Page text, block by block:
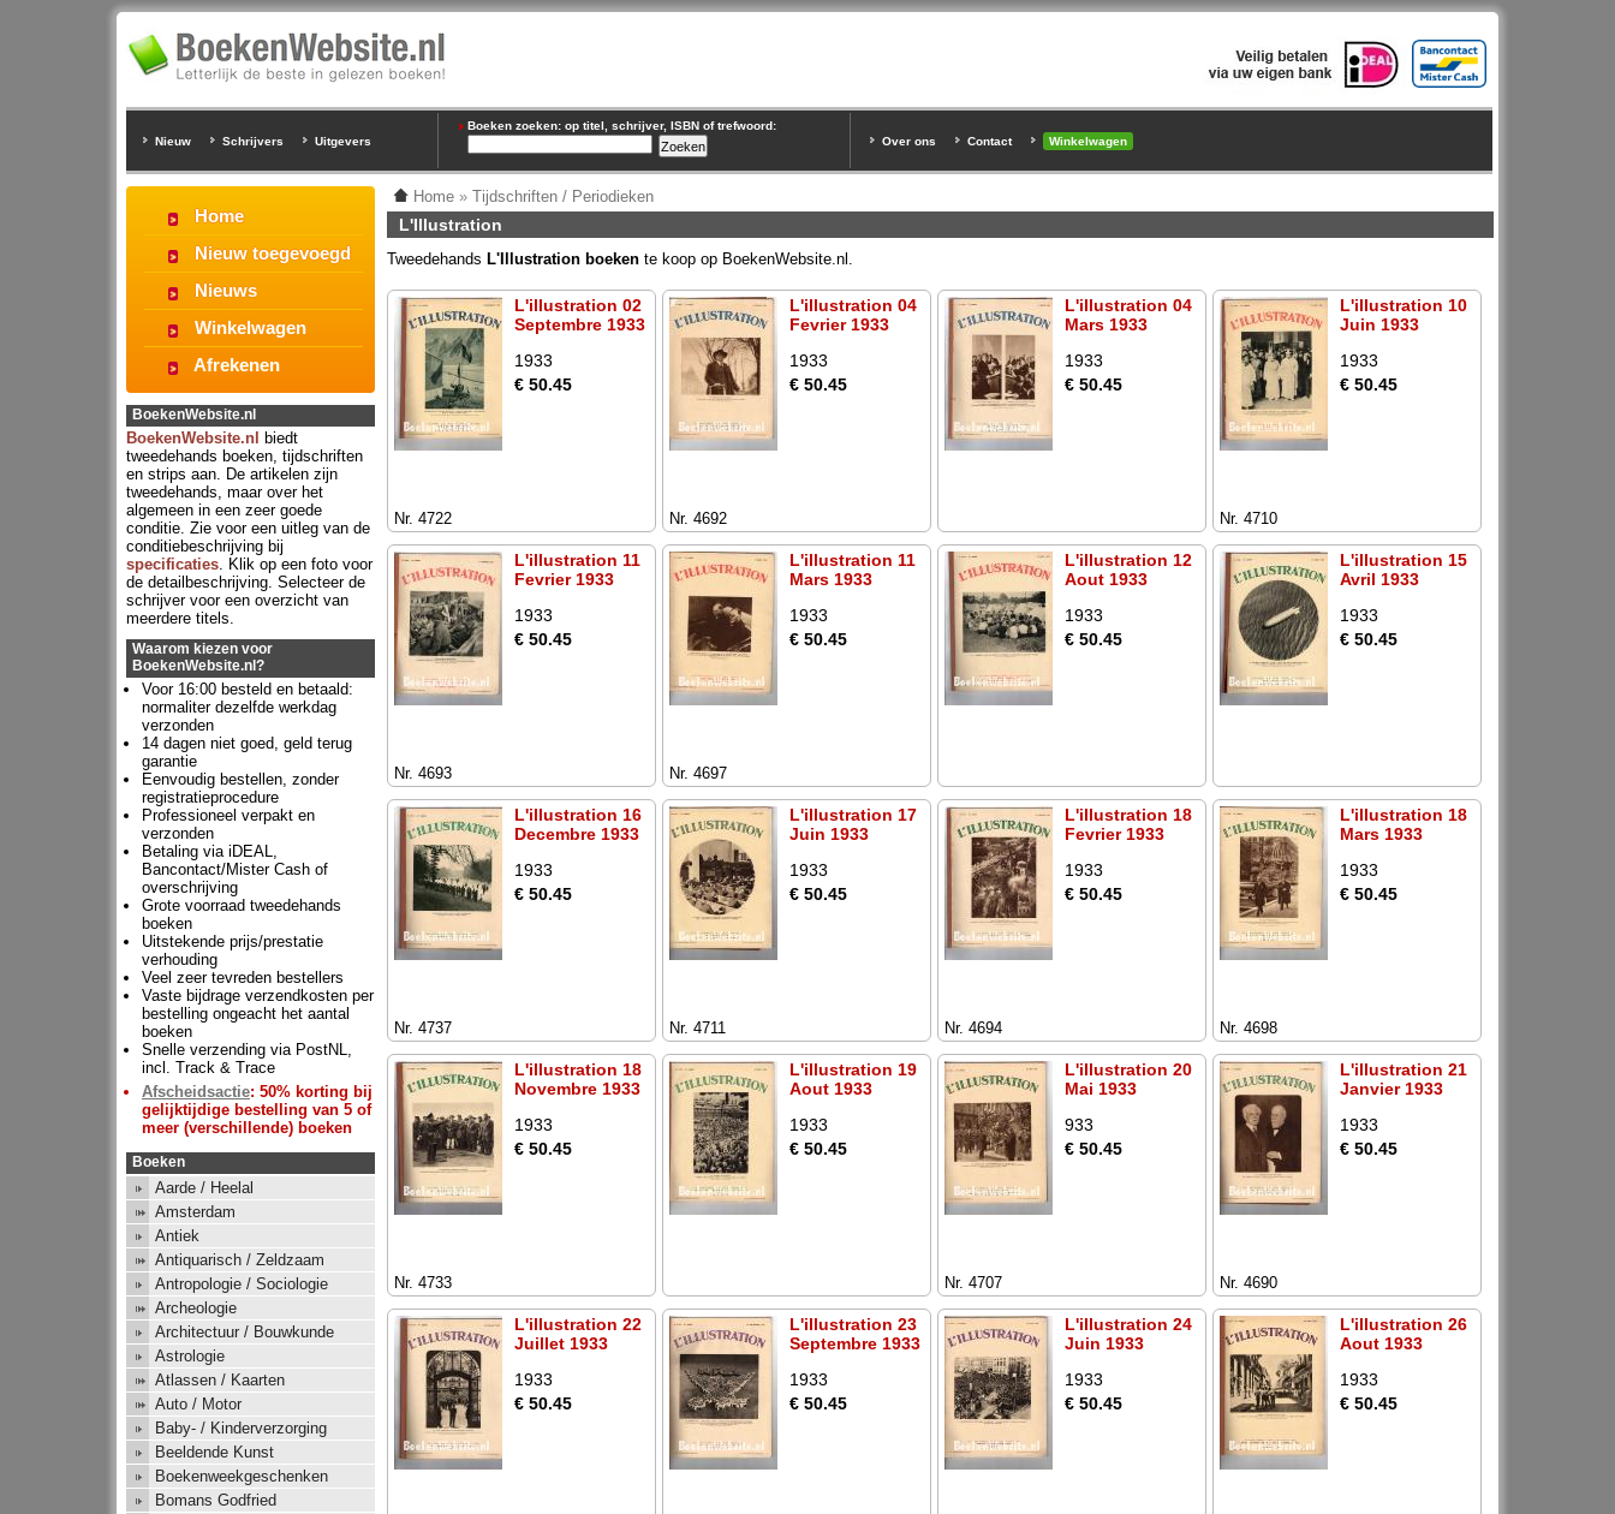
Nieuw Schrijvers Uitgevers
Boeken zoeken: op titel, schrijver, ISBN of trefwoord:
Over ons
Contact Winkelwagen
Home » Tijdschriften / Periodieken
L'Illustration
Tweedehands L'Illustration boeken te koop op BoekenWebsite.nl.
L'illustration 02
Septembre 1933
1933
€ 50.45
Nr. 4722
L'illustration 04
Fevrier 1933
1933
€ 50.45
Nr. 4692
L'illustration 04
Mars 1933
1933
€ 50.45
L'illustration 10
Juin 1933
1933
€ 50.45
Nr. 4710
L'illustration 11
Fevrier 1933
1933
€ 50.45
Nr. 4693
L'illustration 11
Mars 1933
1933
€ 50.45
Nr. 4697
L'illustration 12
Aout 1933
1933
€ 50.45
L'illustration 15
Avril 1933
1933
€ 50.45
L'illustration 16
Decembre 1933
1933
€ 50.45
Nr. 4737
L'illustration 17
Juin 1933
1933
€ 50.45
Nr. 4711
L'illustration 18
Fevrier 1933
1933
€ 50.45
Nr. 4694
L'illustration 18
Mars 1933
1933
€ 50.45
Nr. 4698
L'illustration 18
Novembre 1933
1933
€ 50.45
Nr. 4733
L'illustration 19
Aout 1933
1933
€ 50.45
L'illustration 20
Mai 1933
933
€ 50.45
Nr. 4707
L'illustration 21
Janvier 1933
1933
€ 50.45
Nr. 4690
L'illustration 22
Juillet 1933
1933
€ 50.45
L'illustration 23
Septembre 1933
1933
€ 50.45
L'illustration 24
Juin 1933
1933
€ 50.45
L'illustration 26
Aout 1933
1933
€ 50.45
Home
Nieuw toegevoegd
Nieuws
Winkelwagen
Afrekenen
BoekenWebsite.nl
BoekenWebsite.nl
biedt
tweedehands boeken, tijdschriften
en strips aan. De artikelen zijn
tweedehands, maar over het
algemeen in een zeer goede
conditie. Zie voor een uitleg van de
conditiebeschrijving bij
specificaties. Klik op een foto voor
de detailbeschrijving. Selecteer de
schrijver voor een overzicht van
meerdere titels.
Waarom kiezen voor
BoekenWebsite.nl?
Voor 16:00 besteld en betaald:
normaliter dezelfde werkdag
verzonden
14 dagen niet goed, geld terug
garantie
Eenvoudig bestellen, zonder
registratieprocedure
Professioneel verpakt en
verzonden
Betaling via iDEAL,
Bancontact/Mister Cash of
overschrijving
Grote voorraad tweedehands
boeken
Uitstekende prijs/prestatie
verhouding
Veel zeer tevreden bestellers
Vaste bijdrage verzendkosten per
bestelling ongeacht het aantal
boeken
Snelle verzending via PostNL,
incl. Track & Trace
Afscheidsactie: 50% korting bij
gelijktijdige bestelling van 5 of
meer (verschillende) boeken
Boeken
Aarde / Heelal
Amsterdam
Antiek
Antiquarisch / Zeldzaam
Antropologie / Sociologie
Archeologie
Architectuur / Bouwkunde
Astrologie
Atlassen / Kaarten
Auto / Motor
Baby- / Kinderverzorging
Beeldende Kunst
Boekenweekgeschenken
Bomans Godfried